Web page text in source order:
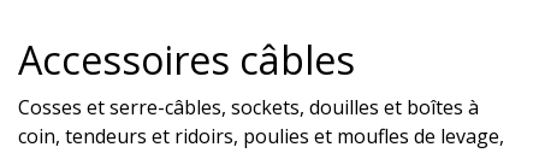
Accessoires câbles
Cosses et serre-câbles, sockets, douilles et boîtes à
coin, tendeurs et ridoirs, poulies et moufles de levage,